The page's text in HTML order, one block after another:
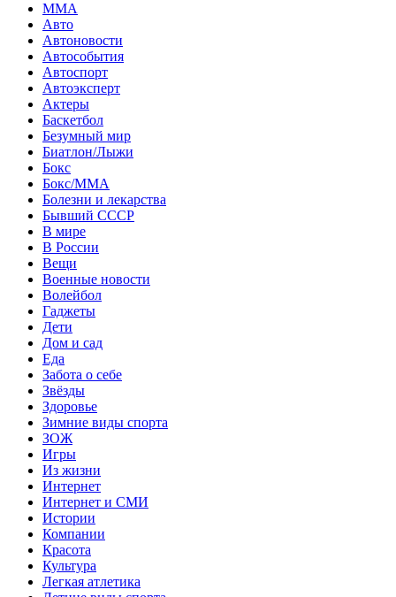
MMA
Авто
Автоновости
Автособытия
Автоспорт
Автоэксперт
Актеры
Баскетбол
Безумный мир
Биатлон/Лыжи
Бокс
Бокс/MMA
Болезни и лекарства
Бывший СССР
В мире
В России
Вещи
Военные новости
Волейбол
Гаджеты
Дети
Дом и сад
Еда
Забота о себе
Звёзды
Здоровье
Зимние виды спорта
ЗОЖ
Игры
Из жизни
Интернет
Интернет и СМИ
Истории
Компании
Красота
Культура
Легкая атлетика